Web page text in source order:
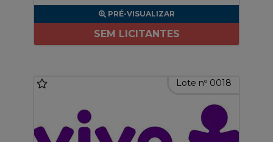
PRÉ-VISUALIZAR
SEM LICITANTES
Lote nº 0018